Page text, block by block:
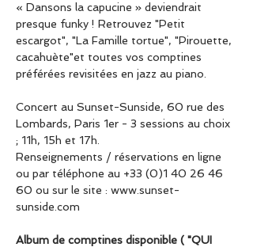
« Dansons la capucine » deviendrait
presque funky ! Retrouvez "Petit
escargot", "La Famille tortue", "Pirouette,
cacahuète"et toutes vos comptines
préférées revisitées en jazz au piano.
Concert au Sunset-Sunside, 60 rue des
Lombards, Paris 1er - 3 sessions au choix
; 11h, 15h et 17h.
Renseignements / réservations en ligne
ou par téléphone au +33 (0)1 40 26 46
60 ou sur le site : www.sunset-
sunside.com
Album de comptines disponible ( "QUI